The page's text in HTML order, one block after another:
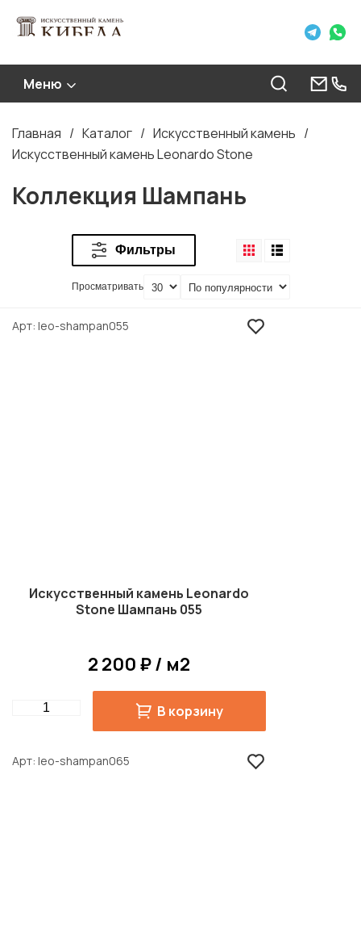
Меню
Строка
навигации
Главная Каталог
Искусственный камень
Искусственный камень Leonardo Stone
Коллекция Шампань
Фильтры
Просматривать
Арт leo-shampan055
Искусственный камень Leonardo
Stone Шампань 055
2 200 ₽ / м2
Quantity В корзину
Арт leo-shampan065